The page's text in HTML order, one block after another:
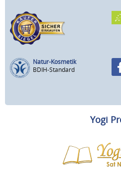
Natur-Kosmetik
BDIH-Standard
Yogi